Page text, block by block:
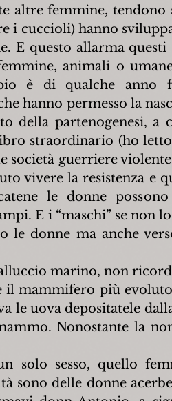
altre femmine, tendono
i cuccioli) hanno
E questo allarma
animali o
è di qualche anno
hanno permesso la
della partenogenesi, a
straordinario (ho
società guerriere
vivere la resistenza e
le donne
E i “maschi” se non
le donne ma anche
marino, non
mammifero più
le uova depositatele
Nonostante la
solo sesso, quello
sono delle donne